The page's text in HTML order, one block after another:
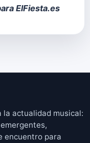
ElFiesta.es
la actualidad musical:
encuentro para